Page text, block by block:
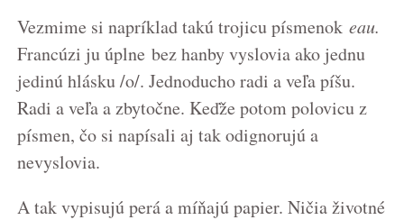
Vezmime si napríklad takú trojicu písmenok eau.
Francúzi ju úplne bez hanby vyslovia ako jednu
jedinú hlásku /o/. Jednoducho radi a veľa píšu.
Radi a veľa a zbytočne. Keďže potom polovicu z
písmen, čo si napísali aj tak odignorujú a
nevyslovia.
A tak vypisujú perá a míňajú papier. Ničia životné